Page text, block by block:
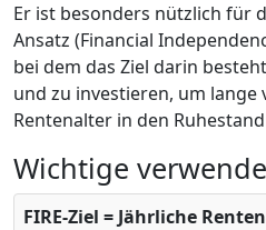
Er ist besonders nützlich für
Ansatz (Financial
bei dem das Ziel darin
und zu investieren, um
Rentenalter in den
Wichtige
FIRE-Ziel = Jährliche